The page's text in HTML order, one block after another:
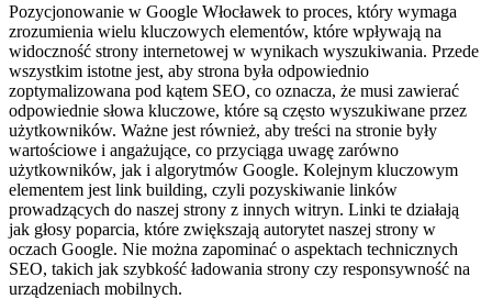
Pozycjonowanie w Google Włocławek to proces, który wymaga
zrozumienia wielu kluczowych elementów, które wpływają na
widoczność strony internetowej w wynikach wyszukiwania. Przede
wszystkim istotne jest, aby strona była odpowiednio
zoptymalizowana pod kątem SEO, co oznacza, że musi zawierać
odpowiednie słowa kluczowe, które są często wyszukiwane przez
użytkowników. Ważne jest również, aby treści na stronie były
wartościowe i angażujące, co przyciąga uwagę zarówno
użytkowników, jak i algorytmów Google. Kolejnym kluczowym
elementem jest link building, czyli pozyskiwanie linków
prowadzących do naszej strony z innych witryn. Linki te działają
jak głosy poparcia, które zwiększają autorytet naszej strony w
oczach Google. Nie można zapominać o aspektach technicznych
SEO, takich jak szybkość ładowania strony czy responsywność na
urządzeniach mobilnych.